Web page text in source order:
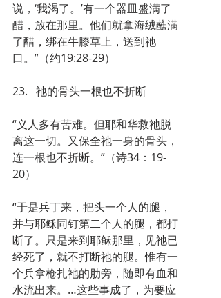
说，‘我渴了。’有一个器皿盛满了
醋，放在那里。他们就拿海绒蘸满
了醋，绑在牛膝草上，送到祂
口。”（约19:28-29）
23.   祂的骨头一根也不折断
“义人多有苦难。但耶和华救祂脱
离这一切。又保全祂一身的骨头，
连一根也不折断。”（诗34：19-
20）
“于是兵丁来，把头一个人的腿，
并与耶稣同钉第二个人的腿，都打
断了。只是来到耶稣那里，见祂已
经死了，就不打断祂的腿。惟有一
个兵拿枪扎祂的肋旁，随即有血和
水流出来。…这些事成了，为要应